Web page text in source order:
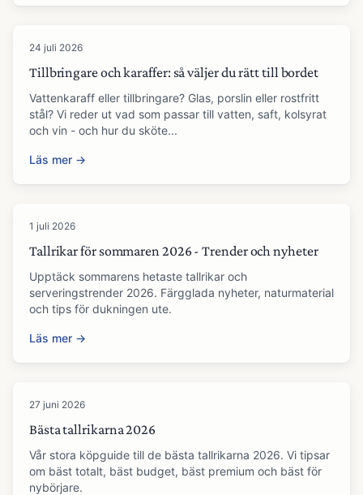
24 juli 2026
Tillbringare och karaffer: så väljer du rätt till bordet
Vattenkaraff eller tillbringare? Glas, porslin eller rostfritt
stål? Vi reder ut vad som passar till vatten, saft, kolsyrat
och vin - och hur du sköte...
Läs mer →
1 juli 2026
Tallrikar för sommaren 2026 - Trender och nyheter
Upptäck sommarens hetaste tallrikar och
serveringstrender 2026. Färgglada nyheter, naturmaterial
och tips för dukningen ute.
Läs mer →
27 juni 2026
Bästa tallrikarna 2026
Vår stora köpguide till de bästa tallrikarna 2026. Vi tipsar
om bäst totalt, bäst budget, bäst premium och bäst för
nybörjare.